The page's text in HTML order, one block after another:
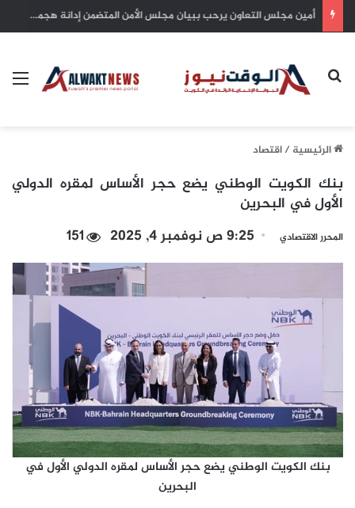
سمو أمير البلاد يهنئ رئيس الإكوادور بذكرى استقلال بلاده
بحث عن
الرئيسية/اقتصاد
بنك الكويت الوطني يضع حجر الأساس لمقره الدولي
الأول في البحرين
المحرر الاقتصادي 9:25 ص نوفمبر 4, 2025 151
بنك الكويت الوطني يضع حجر الأساس لمقره الدولي الأول في
البحرين